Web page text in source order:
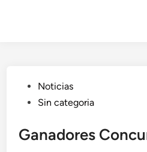
Publicado
en
Noticias
Sin categoria
Ganadores